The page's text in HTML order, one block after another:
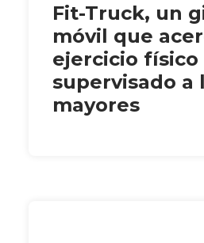
Fit-Truck, un
móvil que
ejercicio físico
supervisado a
mayores